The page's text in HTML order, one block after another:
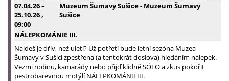
07.04.26–
25.10.26 ,
09:00
Muzeum Šumavy Sušice - Muzeum Šumavy
Sušice
NÁLEPKOMÁNIE III.
Najdeš je dřív, než uletí? Už potřetí bude letní sezóna Muzea
Šumavy v Sušici zpestřena (a tentokrát doslova) hledáním nálepek.
Vezmi rodinu, kamarády nebo přijď klidně SÓLO a zkus pokořit
pestrobarevnou motýlí NÁLEPKOMÁNII III.